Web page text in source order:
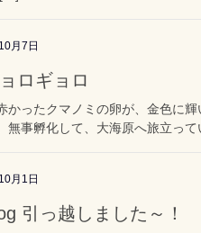
月7日
ロギョロ
かったクマノミの卵が、金色に
無事孵化して、大海原へ旅立って
月1日
引っ越しました～！